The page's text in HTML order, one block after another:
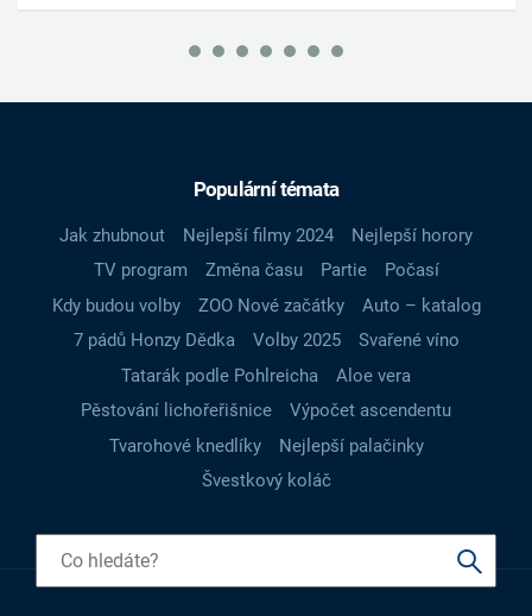
Populární témata
Jak zhubnout Nejlepší filmy 2024
Nejlepší horory
TV program
Změna času Partie
Počasí
Kdy budou volby
ZOO Nové začátky
Auto – katalog
7 pádů Honzy Dědka
Volby 2025
Svařené víno
Tatarák podle Pohlreicha
Aloe vera
Pěstování lichořeřišnice
Výpočet ascendentu
Tvarohové knedlíky
Nejlepší palačinky
Švestkový koláč